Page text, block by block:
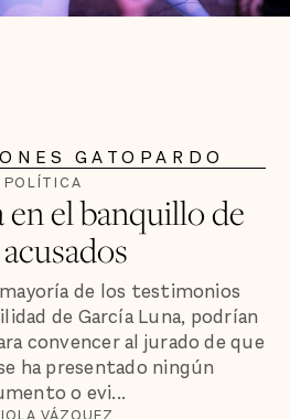
GATOPARDO
POLÍTICA
el banquillo de
de los testimonios
de García Luna, podrían
convencer al jurado de que
ha presentado ningún
o evi...
VÁZQUEZ